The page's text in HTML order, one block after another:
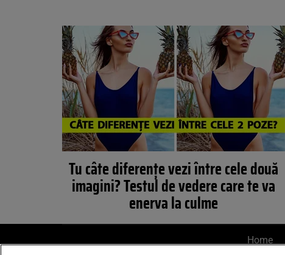
Tu câte diferențe vezi între cele două
imagini? Testul de vedere care te va
enerva la culme
Home